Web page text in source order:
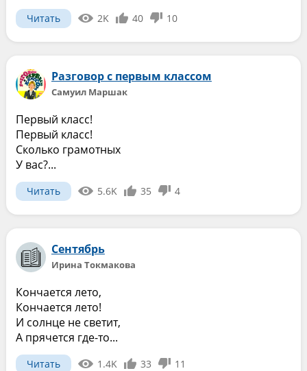
Читать 2K 40 10
Разговор с первым классом
Самуил Маршак
Первый класс!
Первый класс!
Сколько грамотных
У вас?...
Читать 5.6K 35 4
Сентябрь
Ирина Токмакова
Кончается лето,
Кончается лето!
И солнце не светит,
А прячется где-то...
Читать 1.4K 33 11